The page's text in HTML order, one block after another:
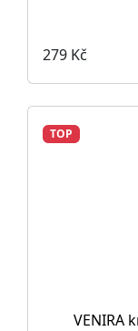
279 Kč
TOP
VENIRA